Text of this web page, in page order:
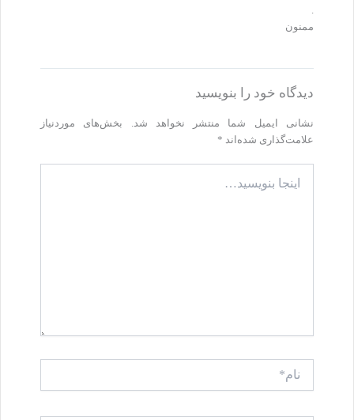
.
ممنون
دیدگاه‌ خود را بنویسید
نشانی ایمیل شما منتشر نخواهد شد.
بخش‌های موردنیاز
علامت‌گذاری شده‌اند *
بنویسید…